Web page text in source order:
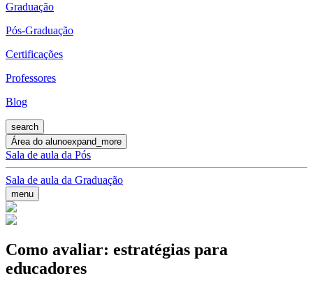
Graduação
Pós-Graduação
Certificações
Professores
Blog
search
Área do alunoexpand_more
Sala de aula da Pós
Sala de aula da Graduação
menu
Como avaliar: estratégias para
educadores